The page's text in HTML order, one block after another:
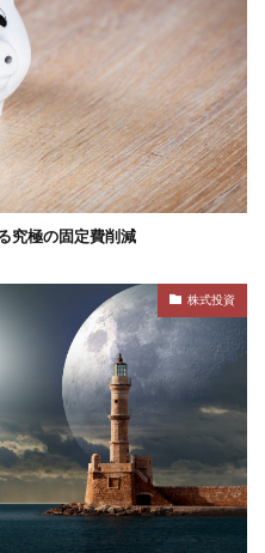
究極の固定費削減
株式投資